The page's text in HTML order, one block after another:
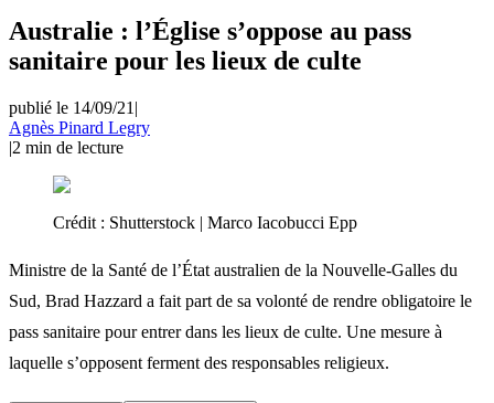
Australie : l’Église s’oppose au pass
sanitaire pour les lieux de culte
publié le 14/09/21 |
Agnès Pinard Legry
|2 min de lecture
Crédit : Shutterstock | Marco Iacobucci Epp
Ministre de la Santé de l’État australien de la Nouvelle-Galles du
Sud, Brad Hazzard a fait part de sa volonté de rendre obligatoire le
pass sanitaire pour entrer dans les lieux de culte. Une mesure à
laquelle s’opposent ferment des responsables religieux.